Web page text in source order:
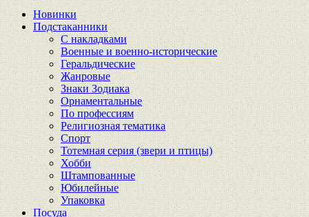
Новинки
Подстаканники
С накладками
Военные и военно-исторические
Геральдические
Жанровые
Знаки Зодиака
Орнаментальные
По профессиям
Религиозная тематика
Спорт
Тотемная серия (звери и птицы)
Хобби
Штампованные
Юбилейные
Упаковка
Посуда